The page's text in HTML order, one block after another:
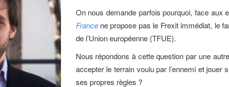
On nous demande parfois pourquoi, face aux
France ne propose pas le Frexit immédiat, le
de l’Union européenne (TFUE).
Nous répondons à cette question par une
accepter le terrain voulu par l’ennemi et
ses propres règles ?